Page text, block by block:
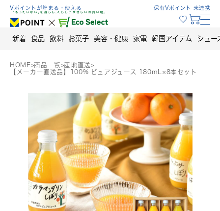
Skip
content
Vポイントが貯まる・使える 保有Vポイント 未連携
新着 食品 飲料 お菓子 美容・健康 家電 韓国アイテム シュー
HOME>商品一覧>産地直送>
【メーカー直送品】100% ピュアジュース 180mL×8本セット